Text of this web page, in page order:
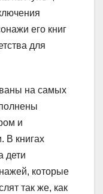
его книг
для
на самых
и
В книгах
дети
которые
так же, как